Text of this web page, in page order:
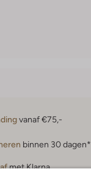
vanaf €75,-
binnen 30 dagen*
met Klarna